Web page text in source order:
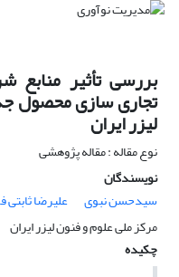
بررسی تأثیر
تجاری سازی محصول
لیزر ایران
نوع مقاله : مقاله پژوهشی
نویسندگان
سیدحسن نبوی
علیرضا ثابتی
مرکز ملی علوم و فنون لیزر ایران
چکیده